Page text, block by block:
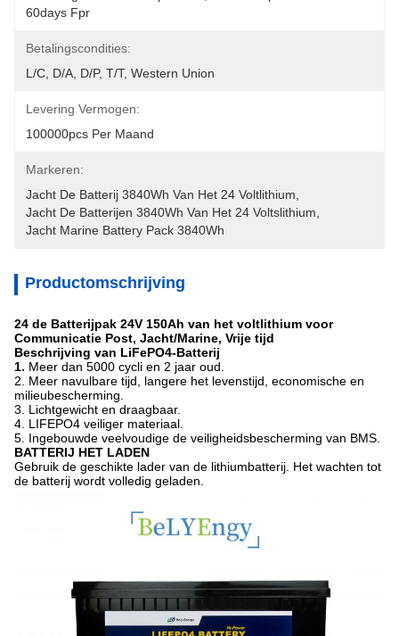
60days Fpr
Betalingscondities:
L/C, D/A, D/P, T/T, Western Union
Levering Vermogen:
100000pcs Per Maand
Markeren:
Jacht De Batterij 3840Wh Van Het 24 Voltlithium
Jacht De Batterijen 3840Wh Van Het 24 Voltslithium
Jacht Marine Battery Pack 3840Wh
Productomschrijving
24 de Batterijpak 24V 150Ah van het voltlithium voor
Communicatie Post, Jacht/Marine, Vrije tijd
Beschrijving van LiFePO4-Batterij
1. Meer dan 5000 cycli en 2 jaar oud.
2. Meer navulbare tijd, langere het levenstijd, economische en
milieubescherming.
3. Lichtgewicht en draagbaar.
4. LIFEPO4 veiliger materiaal.
5. Ingebouwde veelvoudige de veiligheidsbescherming van BMS.
BATTERIJ HET LADEN
Gebruik de geschikte lader van de lithiumbatterij. Het wachten tot
de batterij wordt volledig geladen.